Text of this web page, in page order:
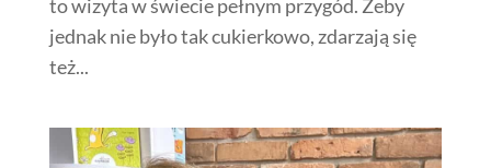
to wizyta w świecie pełnym przygód. Żeby
jednak nie było tak cukierkowo, zdarzają się
też...